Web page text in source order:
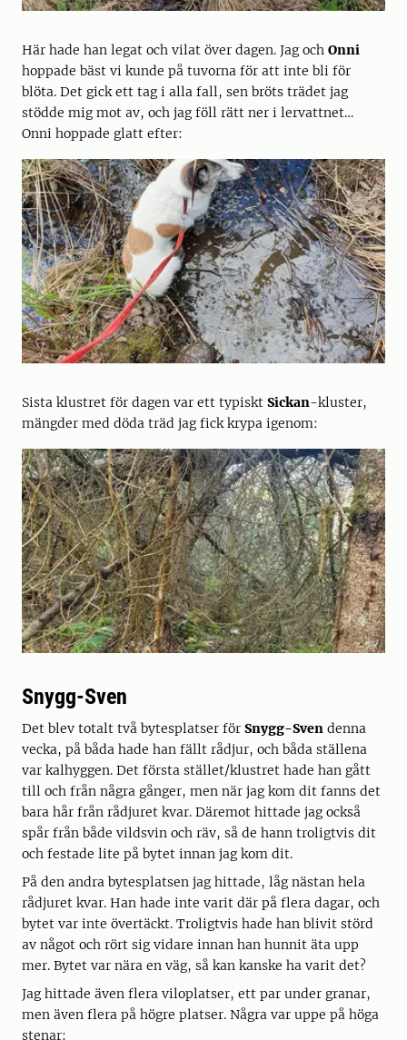
Här hade han legat och vilat över dagen. Jag och Onni
hoppade bäst vi kunde på tuvorna för att inte bli för
blöta. Det gick ett tag i alla fall, sen bröts trädet jag
stödde mig mot av, och jag föll rätt ner i lervattnet…
Onni hoppade glatt efter:
Sista klustret för dagen var ett typiskt Sickan-kluster,
mängder med döda träd jag fick krypa igenom:
Snygg-Sven
Det blev totalt två bytesplatser för Snygg-Sven denna
vecka, på båda hade han fällt rådjur, och båda ställena
var kalhyggen. Det första stället/klustret hade han gått
till och från några gånger, men när jag kom dit fanns det
bara hår från rådjuret kvar. Däremot hittade jag också
spår från både vildsvin och räv, så de hann troligtvis dit
och festade lite på bytet innan jag kom dit.
På den andra bytesplatsen jag hittade, låg nästan hela
rådjuret kvar. Han hade inte varit där på flera dagar, och
bytet var inte övertäckt. Troligtvis hade han blivit störd
av något och rört sig vidare innan han hunnit äta upp
mer. Bytet var nära en väg, så kan kanske ha varit det?
Jag hittade även flera viloplatser, ett par under granar,
men även flera på högre platser. Några var uppe på höga
stenar: